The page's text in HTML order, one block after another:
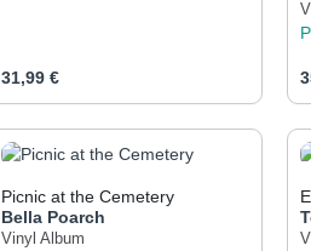
Regulärer Preis:
31,99 €
Produkt Anzahl: Gib
Picnic at the Cemetery
Bella Poarch
Vinyl Album